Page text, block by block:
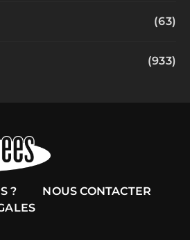
(63)
(933)
?
NOUS CONTACTER